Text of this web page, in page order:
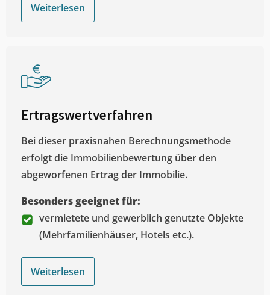
Weiterlesen
Ertragswertverfahren
Bei dieser praxisnahen Berechnungsmethode
erfolgt die Immobilienbewertung über den
abgeworfenen Ertrag der Immobilie.
Besonders geeignet für:
vermietete und gewerblich genutzte Objekte
(Mehrfamilienhäuser, Hotels etc.).
Weiterlesen